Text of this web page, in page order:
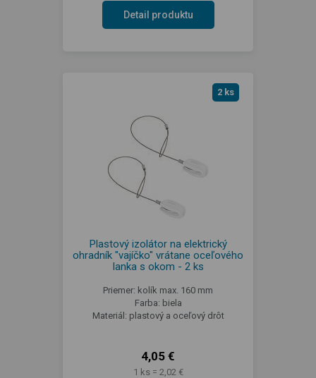
Detail produktu
2 ks
Plastový izolátor na elektrický
ohradník "vajíčko" vrátane oceľového
lanka s okom - 2 ks
Priemer: kolík max. 160 mm
Farba: biela
Materiál: plastový a oceľový drôt
4,05 €
1 ks = 2,02 €